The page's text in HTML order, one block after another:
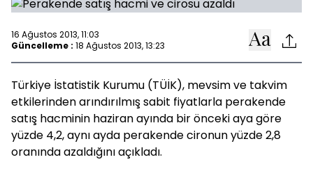
16 Ağustos 2013, 11:03
Güncelleme : 18 Ağustos 2013, 13:23
Türkiye İstatistik Kurumu (TÜİK), mevsim ve takvim
etkilerinden arındırılmış sabit fiyatlarla perakende
satış hacminin haziran ayında bir önceki aya göre
yüzde 4,2, aynı ayda perakende cironun yüzde 2,8
oranında azaldığını açıkladı.